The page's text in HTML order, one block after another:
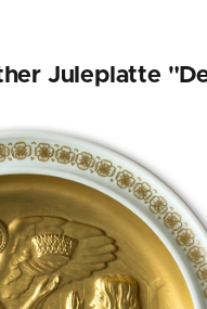
Juleplatte